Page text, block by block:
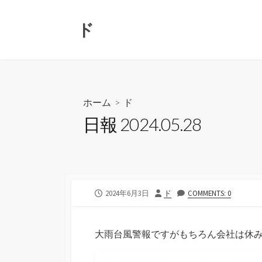
ド
ホーム > ド
日報 2024.05.28
公
2024年6月3日
投
ド COMMENTS: 0
大雨台風警報ですがもちろん会社は休